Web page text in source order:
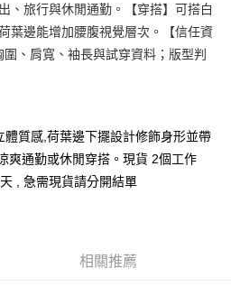
大哥大用戶可立即使用無須另外申請。
，訂單成立後會自動跳轉到大哥付的交易
期的期數、繳款截止日，確認付款後即完
證，即可結帳。
再付款。
Point 折抵消費金額 (1點等於1元)。
、旅行與休閒通勤。【穿搭】可搭白
葉邊能增加腰腹視覺層次。【信任資
、肩寬、袖長與試穿資料；版型判
質感,荷葉邊下擺設計修飾身形並帶
爽通勤或休閒穿搭。現貨 2個工作
, 急需現貨請分開結單
相關推薦